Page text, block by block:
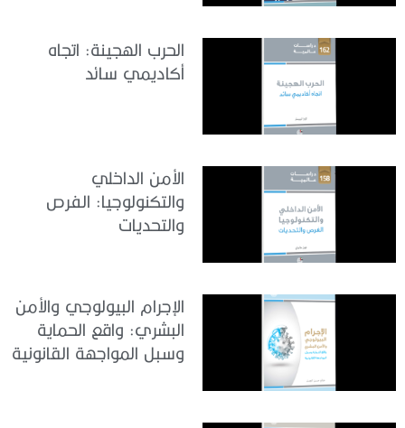
الحرب الهجينة: اتجاه
أكاديمي سائد
الأمن الداخلي
والتكنولوجيا: الفرص
والتحديات
الإجرام البيولوجي والأمن
البشري: واقع الحماية
وسبل المواجهة القانونية